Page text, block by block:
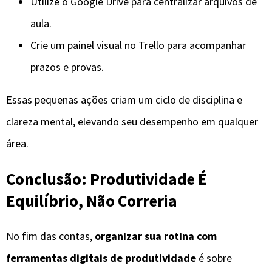
aula.
Crie um painel visual no Trello para acompanhar
prazos e provas.
Essas pequenas ações criam um ciclo de disciplina e
clareza mental, elevando seu desempenho em qualquer
área.
Conclusão: Produtividade É
Equilíbrio, Não Correria
No fim das contas, organizar sua rotina com
ferramentas digitais de produtividade é sobre